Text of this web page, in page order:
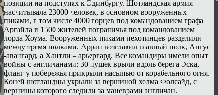
позиции на подступах к Эдинбургу. Шотландская армия
насчитывала 23000 человек, в основном вооруженных
пиками, в том числе 4000 горцев под командованием графа
Аргайла и 1500 жителей пограничья под командованием
лорда Хоума. Вооруженных пиками пехотинцев разделили
между тремя полками. Арран возглавил главный полк, Ангус
-авангард, а Хантли – арьергард. Все командиры имели опыт
войны с англичанами: 30 пушек врыли вдоль берега Эска,
фланг у побережья прикрыли насыпью от корабельного огня.
Коней шотландцы укрыли за вершиной холма Фолсайд, с
вершины которого следили за маневрами англичан.